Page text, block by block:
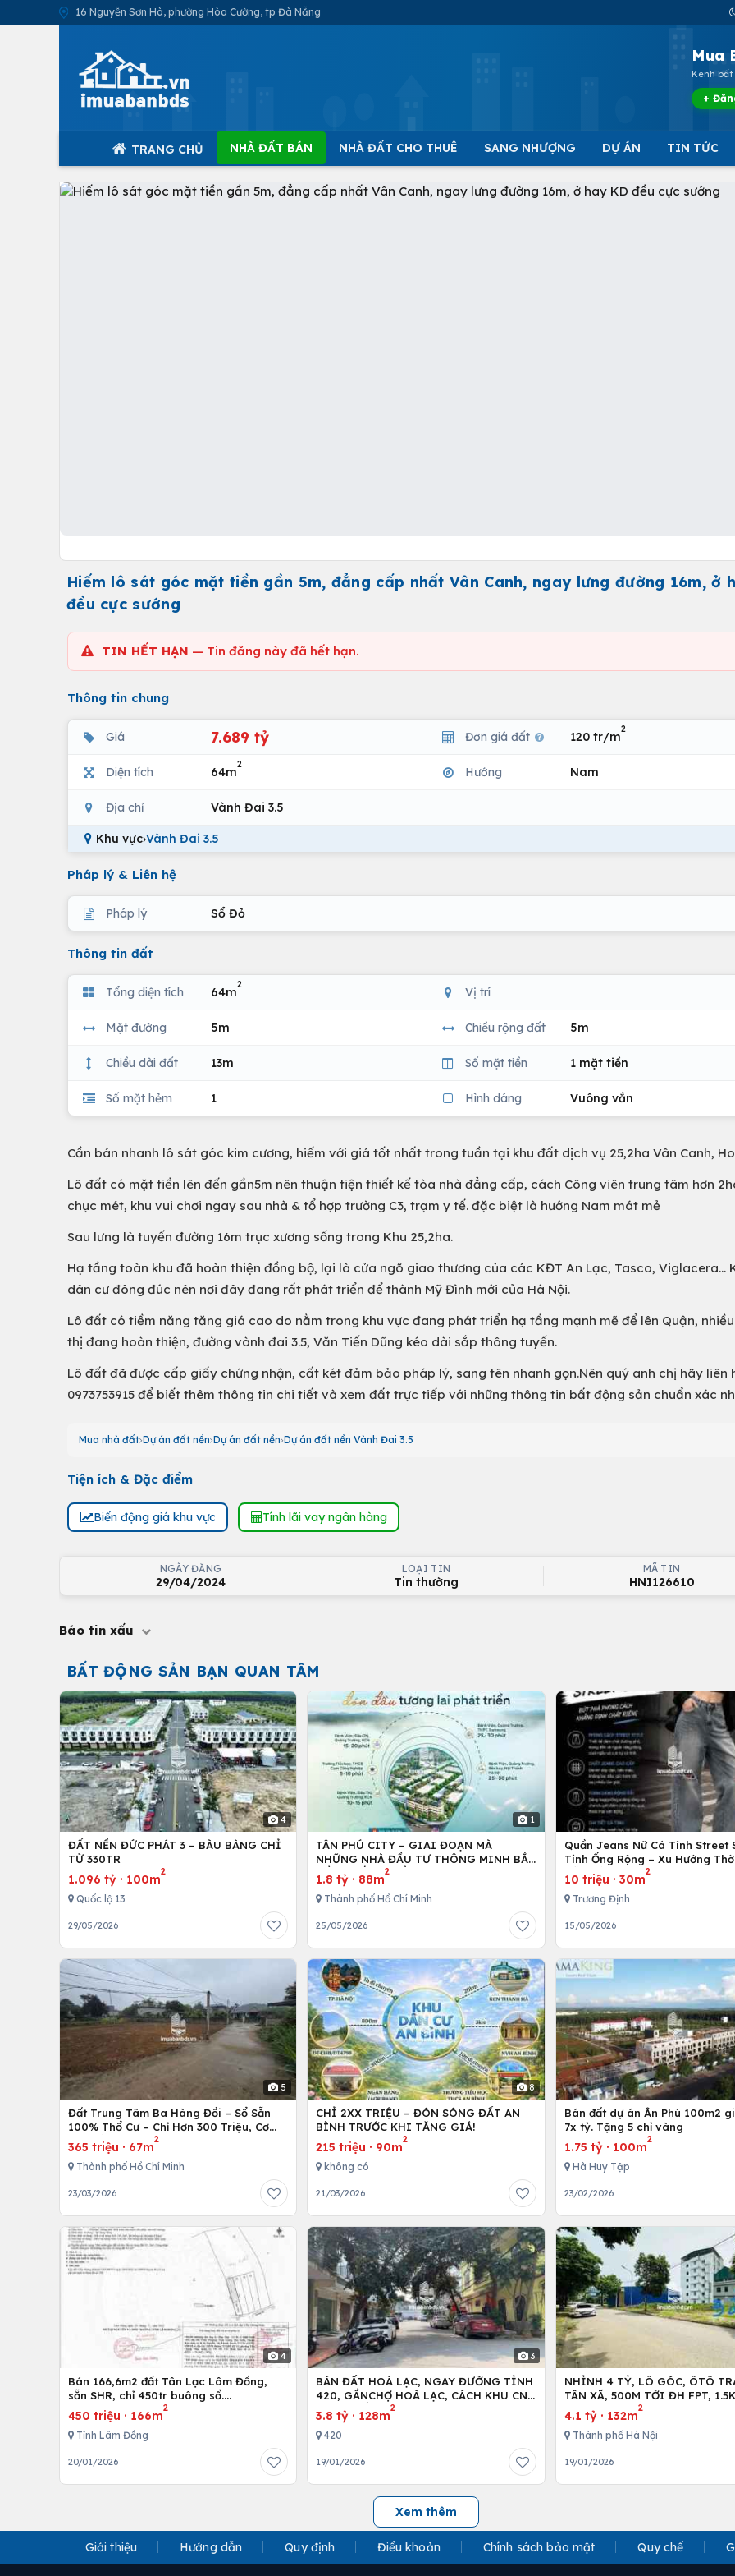
16 Nguyễn Sơn Hà, phường Hòa Cường, tp Đà Nẵng
Mua
Kênh
+
TRANG CHỦ NHÀ ĐẤT BÁN NHÀ ĐẤT CHO THUÊ SANG NHƯỢNG DỰ ÁN TIN TỨC
Hiếm lô sát góc mặt tiền gần 5m, đẳng cấp nhất Vân Canh, ngay lưng đường 16m, ở
đều cực sướng
TIN HẾT HẠN — Tin đăng này đã hết hạn.
Thông tin chung
Giá 7.689 tỷ Đơn giá đất 120 tr/m
2
Diện tích 64m
2
Hướng Nam
Địa chỉ Vành Đai 3.5
Khu vực›Vành Đai 3.5
Pháp lý & Liên hệ
Pháp lý Sổ Đỏ
Thông tin đất
Tổng diện tích 64m
2
Vị trí
Mặt đường 5m Chiều rộng đất 5m
Chiều dài đất 13m Số mặt tiền 1 mặt tiền
Số mặt hẻm 1 Hình dáng Vuông vắn
Cần bán nhanh lô sát góc kim cương, hiếm với giá tốt nhất trong tuần tại khu đất dịch vụ 25,2ha Vân Canh,
Lô đất có mặt tiền lên đến gần5m nên thuận tiện thiết kế tòa nhà đẳng cấp, cách Công viên trung tâm hơn
chục mét, khu vui chơi ngay sau nhà & tổ hợp trường C3, trạm y tế. đặc biệt là hướng Nam mát mẻ
Sau lưng là tuyến đường 16m trục xương sống trong Khu 25,2ha.
Hạ tầng toàn khu đã hoàn thiện đồng bộ, lại là cửa ngõ giao thương của các KĐT An Lạc, Tasco, Viglacera...
dân cư đông đúc nên nơi đây đang rất phát triển để thành Mỹ Đình mới của Hà Nội.
Lô đất có tiềm năng tăng giá cao do nằm trong khu vực đang phát triển hạ tầng mạnh mẽ để lên Quận,
thị đang hoàn thiện, đường vành đai 3.5, Văn Tiến Dũng kéo dài sắp thông tuyến.
Lô đất đã được cấp giấy chứng nhận, cất két đảm bảo pháp lý, sang tên nhanh gọn.Nên quý anh chị hãy liên
0973753915 để biết thêm thông tin chi tiết và xem đất trực tiếp với những thông tin bất động sản chuẩn xác
Mua nhà đất Dự án đất nền Dự án đất nền Dự án đất nền Vành Đai 3.5
Tiện ích & Đặc điểm
Biến động giá khu vực Tính lãi vay ngân hàng
NGÀY ĐĂNG
29/04/2024
LOẠI TIN
Tin thường
MÃ TIN
HNI126610
Báo tin xấu
BẤT ĐỘNG SẢN BẠN QUAN TÂM
4
ĐẤT NỀN ĐỨC PHÁT 3 – BÀU BÀNG CHỈ
TỪ 330TR
1.096 tỷ · 100m
2
Quốc lộ 13
29/05/2026
1
TÂN PHÚ CITY – GIAI ĐOẠN MÀ
NHỮNG NHÀ ĐẦU TƯ THÔNG MINH BẮT
ĐẦU XUỐNG TIỀN
1.8 tỷ · 88m
2
Thành phố Hồ Chí Minh
25/05/2026
Quần Jeans Nữ Cá Tính Street
Tính Ống Rộng – Xu Hướng
Dẫn Đầu Giới Trẻ Hiện Nay
10 triệu · 30m
2
Trương Định
15/05/2026
5
Đất Trung Tâm Ba Hàng Đồi – Sổ Sẵn
100% Thổ Cư – Chỉ Hơn 300 Triệu, Cơ
Hội Đầu Tư Hiếm!
365 triệu · 67m
2
Thành phố Hồ Chí Minh
23/03/2026
8
CHỈ 2XX TRIỆU – ĐÓN SÓNG ĐẤT AN
BÌNH TRƯỚC KHI TĂNG GIÁ!
215 triệu · 90m
2
không có
21/03/2026
Bán đất dự án Ân Phú 100m2
7x tỷ. Tặng 5 chỉ vàng
1.75 tỷ· 100m
2
Hà Huy Tập
23/02/2026
4
Bán 166,6m2 đất Tân Lạc Lâm Đồng,
sẵn SHR, chỉ 450tr buông sổ.
Lh:0983762203
450 triệu · 166m
2
Tỉnh Lâm Đồng
20/01/2026
3
BÁN ĐẤT HOÀ LẠC, NGAY ĐƯỜNG TỈNH
420, GẦNCHỢ HOÀ LẠC, CÁCH KHU CNC
600M, ĐỐI DIỆN FPT,ĐHQG
3.8 tỷ · 128m
2
420
19/01/2026
NHỈNH 4 TỶ, LÔ GÓC, ÔTÔ
TÂN XÃ, 500M TỚI ĐH FPT,
HÀ NỘI, 2KM TỚI METRO 5
4.1 tỷ· 132m
2
Thành phố Hà Nội
19/01/2026
Xem thêm
Giới thiệu Hướng dẫn Quy định Điều khoản Chính sách bảo mật Quy chế